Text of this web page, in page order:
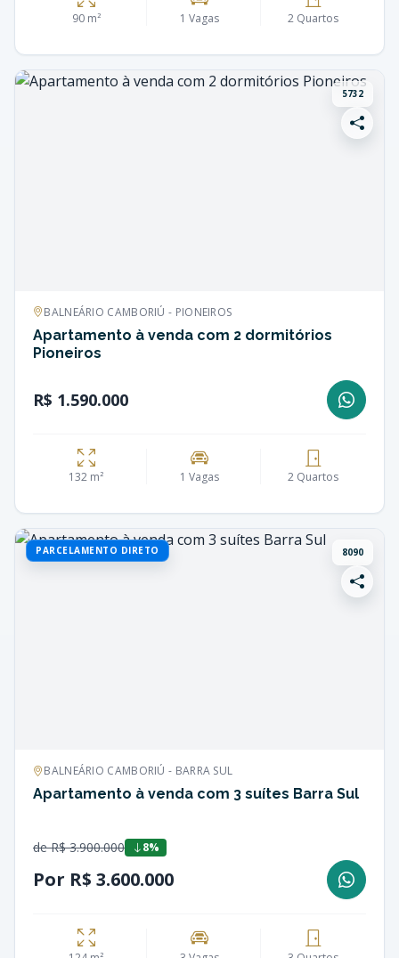
90 m² 1 Vagas 2 Quartos
5732
BALNEÁRIO CAMBORIÚ - PIONEIROS
Apartamento à venda com 2 dormitórios
Pioneiros
R$ 1.590.000
132 m² 1 Vagas 2 Quartos
PARCELAMENTO DIRETO 8090
BALNEÁRIO CAMBORIÚ - BARRA SUL
Apartamento à venda com 3 suítes Barra Sul
de R$ 3.900.000 8%
Por R$ 3.600.000